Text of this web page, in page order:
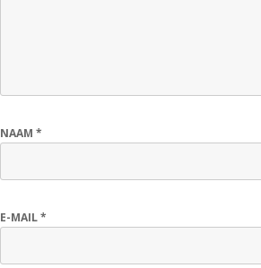
NAAM *
E-MAIL*